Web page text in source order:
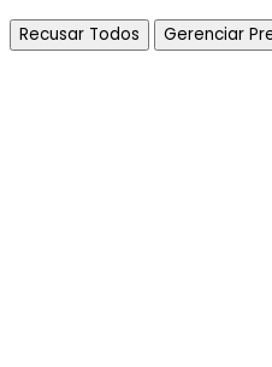
Recusar Todos Gerenciar